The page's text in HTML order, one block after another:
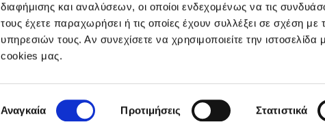
διαφήμισης και αναλύσεων, οι οποίοι ενδεχομένως να τις
τους έχετε παραχωρήσει ή τις οποίες έχουν συλλέξει σε σχέση
υπηρεσιών τους. Αν συνεχίσετε να χρησιμοποιείτε την
cookies μας.
συγκατάθεσης
Αναγκαία Προτιμήσεις Στατιστικά
Created by